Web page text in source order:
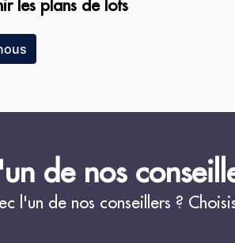
les plans de lots
de nos
l'un de nos conseillers ?